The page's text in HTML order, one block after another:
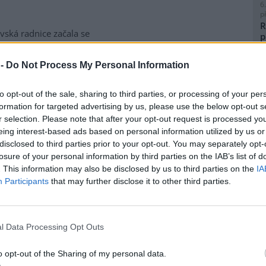
Do Not Process My Personal Information
opt-out of the sale, sharing to third parties, or processing of your
for targeted advertising by us, please use the below opt-out
selection. Please note that after your opt-out request is processed
interest-based ads based on personal information utilized by us
to third parties prior to your opt-out. You may separately
of your personal information by third parties on the IAB’s list of
This information may also be disclosed by us to third parties on the
Participants that may further disclose it to other third parties.
Data Processing Opt Outs
opt-out of the Sharing of my personal data.
radnice začala se
likvidací bolševníku
který patří k
invazním
ve Slezské Ostravě letos
kombinuje chemické i
Gabriela Pokorná.
výrobu nového
Škoda Auto zahájila ve
hlavním závodě v Mladé
sériovou výrobu nového
Jde o největší vůz v